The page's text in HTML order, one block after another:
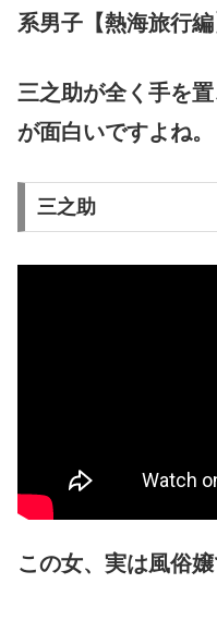
系男子【熱海旅行編
三之助が全く手を
が面白いですよね。
三之助
この女、実は風俗嬢